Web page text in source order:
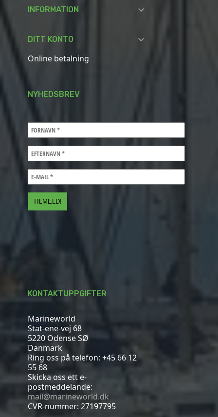
INFORMATION 
DITT KONTO 
Online betalning
NYHEDSBREV
KONTAKTUPPGIFTER
Marineworld
Stat-ene-vej 68
5220 Odense SØ
Danmark
Ring oss på telefon: +45 66 12
55 68
Skicka oss ett e-
postmeddelande:
mail@marineworld.dk
CVR-nummer: 27197795